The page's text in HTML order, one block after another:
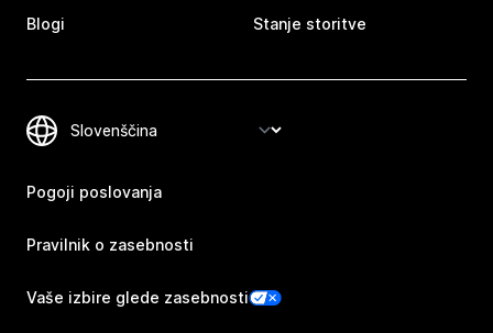
Blogi Stanje storitve
Pogoji poslovanja
Pravilnik o zasebnosti
Vaše izbire glede zasebnosti